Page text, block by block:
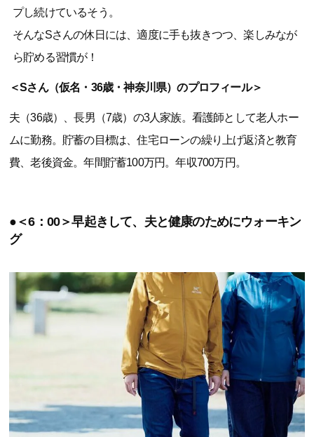
プし続けているそう。
そんなSさんの休日には、適度に手も抜きつつ、楽しみなが
ら貯める習慣が！
＜Sさん（仮名・36歳・神奈川県）のプロフィール＞
夫（36歳）、長男（7歳）の3人家族。看護師として老人ホー
ムに勤務。貯蓄の目標は、住宅ローンの繰り上げ返済と教育
費、老後資金。年間貯蓄100万円。年収700万円。
●＜6：00＞早起きして、夫と健康のためにウォーキン
グ